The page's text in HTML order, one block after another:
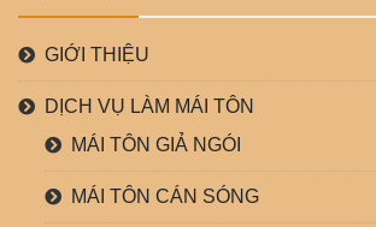
GIỚI THIỆU
DỊCH VỤ LÀM MÁI TÔN
MÁI TÔN GIẢ NGÓI
MÁI TÔN CÁN SÓNG